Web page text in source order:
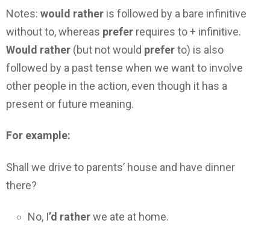
Notes: would rather is followed by a bare infinitive
without to, whereas prefer requires to + infinitive.
Would rather (but not would preferto) is also
followed by a past tense when we want to involve
other people in the action, even though it has a
present or future meaning.
For example:
Shall we drive to parents’ house and have dinner
there?
No, I’d ratherwe ate at home.